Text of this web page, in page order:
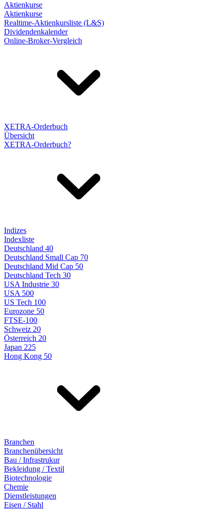
Aktienkurse
Aktienkurse
Realtime-Aktienkursliste (L&S)
Dividendenkalender
Online-Broker-Vergleich
XETRA-Orderbuch
Übersicht
XETRA-Orderbuch?
Indizes
Indexliste
Deutschland 40
Deutschland Small Cap 70
Deutschland Mid Cap 50
Deutschland Tech 30
USA Industrie 30
USA 500
US Tech 100
Eurozone 50
FTSE-100
Schweiz 20
Österreich 20
Japan 225
Hong Kong 50
Branchen
Branchenübersicht
Bau / Infrastrukur
Bekleidung / Textil
Biotechnologie
Chemie
Dienstleistungen
Eisen / Stahl